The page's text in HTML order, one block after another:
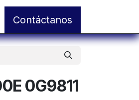
y Mantenimiento
Contáctanos
0G9811